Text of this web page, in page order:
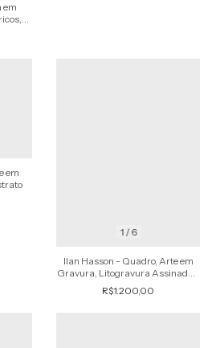
em
em
1 /6
Ilan Hasson - Quadro, Arte em
Gravura, Litogravura Assinada e
Numerada
R$1.200,00